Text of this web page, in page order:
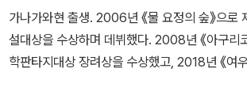
가나가와현 출생. 2006년 《물 요정의 숲》으로
설대상을 수상하며 데뷔했다. 2008년 《아구리
학판타지대상 장려상을 수상했고, 2018년 《여